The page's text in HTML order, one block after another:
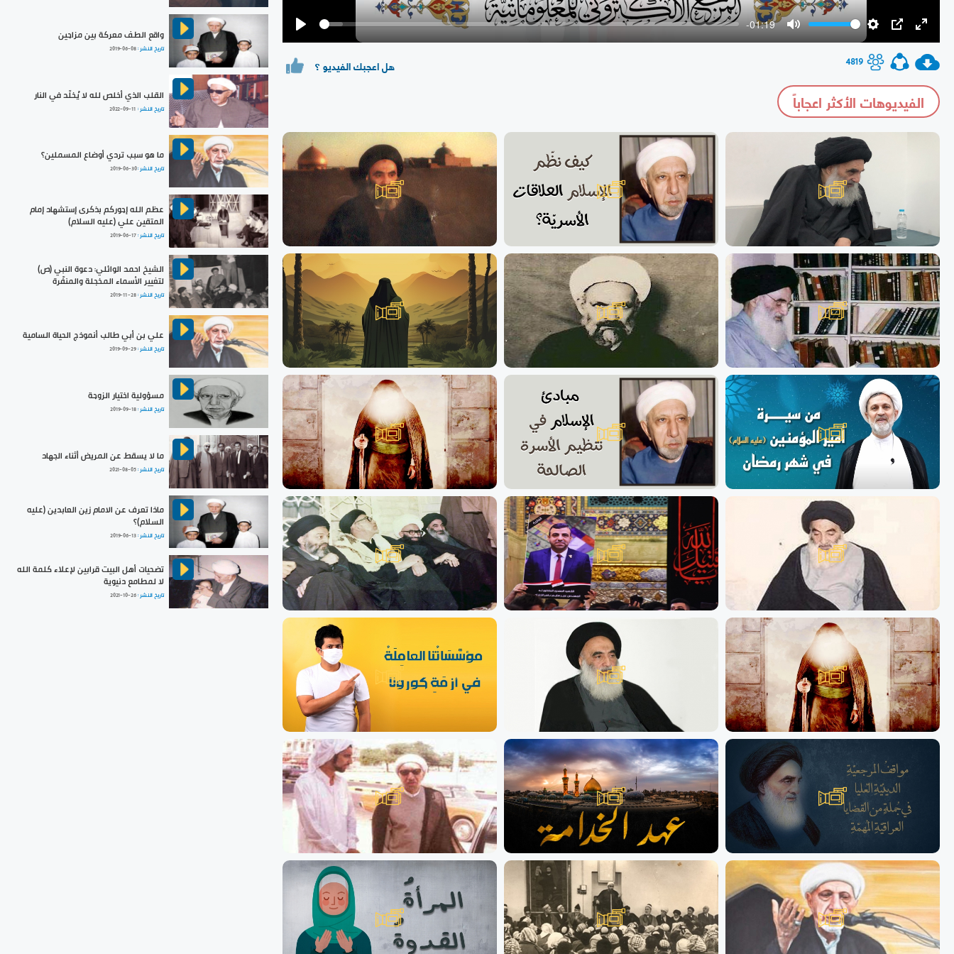
-01:19
Mute
4819 هل اعجبك الفيديو ؟
الفيديوهات الأكثر اعجاباً
واقع الطف معركة بين مزاجين
تاريخ النشر :2019-06-08
القلب الذي أخلص لله لا يُخلّد في النار
تاريخ النشر : 2022-09-11
ما هو سبب تردي أوضاع المسملين؟
تاريخ النشر :2019-06-30
عظم الله إجوركم بذكرى إستشهاد إمام
المتقين علي (عليه السلام)
تاريخ النشر :2019-06-17
الشيخ احمد الوائلي: دعوة النبي (ص)
لتغيير الأسماء المخجلة والمنفّرة
تاريخ النشر :2019-11-28
علي بن أبي طالب أنموذج الحياة السامية
تاريخ النشر :2019-09-29
مسؤولية اختيار الزوجة
تاريخ النشر :2019-09-18
ما لا يسقط عن المريض أثناء الجهاد
تاريخ النشر :2021-08-05
ماذا تعرف عن الامام زين العابدين (عليه
السلام)؟
تاريخ النشر :2019-06-13
تضحيات أهل البيت قرابين لإعلاء كلمة الله
لا لمطامع دنيوية
تاريخ النشر :2021-10-26